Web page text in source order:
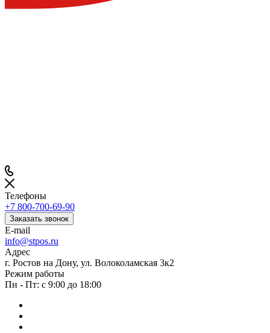
Телефоны
+7 800-700-69-90
Заказать звонок
E-mail
info@stpos.ru
Адрес
г. Ростов на Дону, ул. Волоколамская 3к2
Режим работы
Пн - Пт: с 9:00 до 18:00